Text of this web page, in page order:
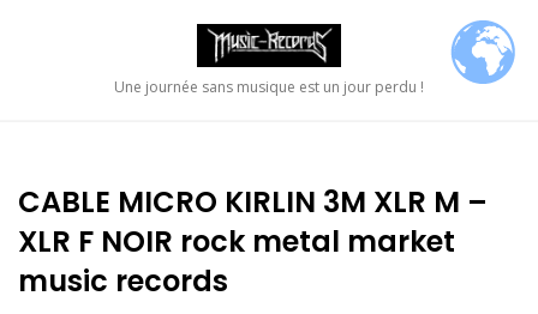
Une journée sans musique est un jour perdu !
CABLE MICRO KIRLIN 3M XLR M –
XLR F NOIR rock metal market
music records